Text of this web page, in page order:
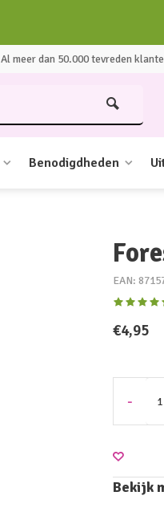
Al meer dan 50.000 tevreden
Benodigdheden
EAN:
€4,95
-
Bekijk